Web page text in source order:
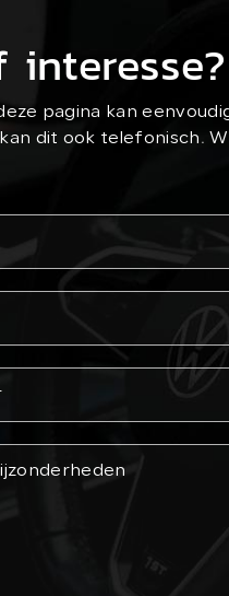
interesse?
pagina kan
dit ook telefonisch.